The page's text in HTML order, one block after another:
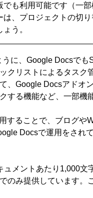
も利用可能です（一
、プロジェクトの切
う。
うに、Google Docsで
クリストによるタスク
、Google Docsアドオ
する機能など、一部機
することで、ブログや
Docsで運用をされ
メントあたり1,000文
のみ提供しています。